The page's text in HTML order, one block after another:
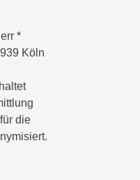
*
Köln
die